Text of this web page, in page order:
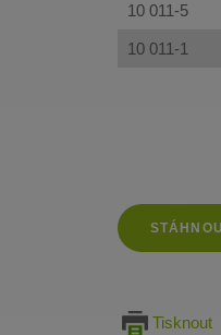
10 011-5
10 011-1
Tisknout